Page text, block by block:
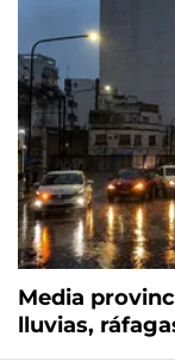
Media
lluvias,